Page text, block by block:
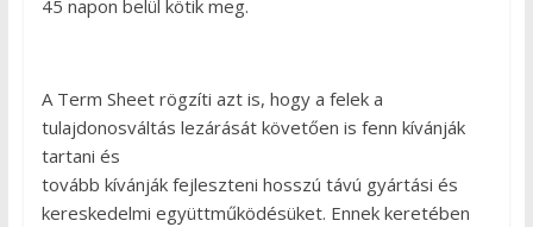
45 napon belül kötik meg.
A Term Sheet rögzíti azt is, hogy a felek a
tulajdonosváltás lezárását követően is fenn kívánják
tartani és
tovább kívánják fejleszteni hosszú távú gyártási és
kereskedelmi együttműködésüket. Ennek keretében